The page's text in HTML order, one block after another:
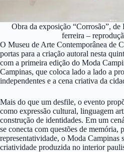
Obra da exposição “Corrosão”,
ferreira –
O Museu de Arte Contemporânea de
portas para a criação autoral nesta
com a primeira edição do Moda
Campinas, que coloca lado a lado a
independentes e a cena criativa da
Mais do que um desfile, o evento
como expressão cultural, linguagem
construção de identidades. Em um
se conecta com questões de memória,
representatividade, o Moda Campinas
criatividade produzida no interior